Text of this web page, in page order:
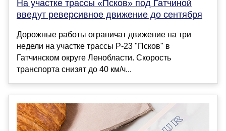
На участке трассы «Псков» под Гатчиной
введут реверсивное движение до сентября
Дорожные работы ограничат движение на три
недели на участке трассы Р-23 "Псков" в
Гатчинском округе Ленобласти. Скорость
транспорта снизят до 40 км/ч...